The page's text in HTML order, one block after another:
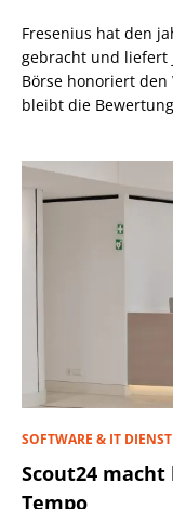
Fresenius hat den
gebracht und liefert
Börse honoriert
bleibt die
SOFTWARE & IT
Scout24
Tempo